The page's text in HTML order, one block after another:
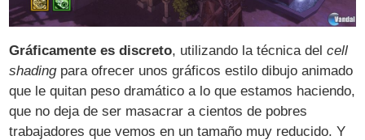
Gráficamente es discreto, utilizando la técnica delcell
shadingpara ofrecer unos gráficos estilo dibujo animado
que le quitan peso dramático a lo que estamos haciendo,
que no deja de ser masacrar a cientos de pobres
trabajadores que vemos en un tamaño muy reducido. Y